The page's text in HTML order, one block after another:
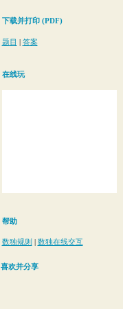
下载并打印 (PDF)
题目 | 答案
在线玩
帮助
数独规则 | 数独在线交互
喜欢并分享